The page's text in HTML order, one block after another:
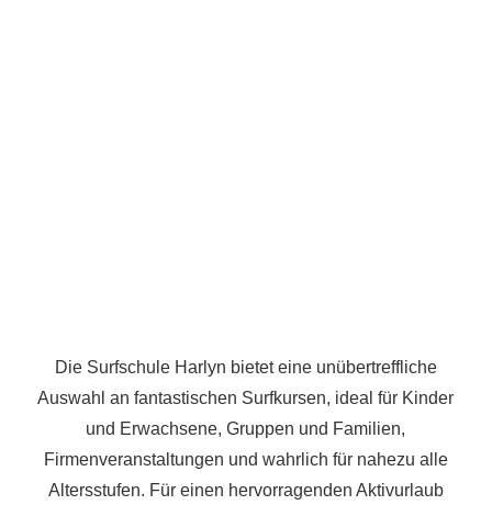
Die Surfschule Harlyn bietet eine unübertreffliche
Auswahl an fantastischen Surfkursen, ideal für Kinder
und Erwachsene, Gruppen und Familien,
Firmenveranstaltungen und wahrlich für nahezu alle
Altersstufen. Für einen hervorragenden Aktivurlaub